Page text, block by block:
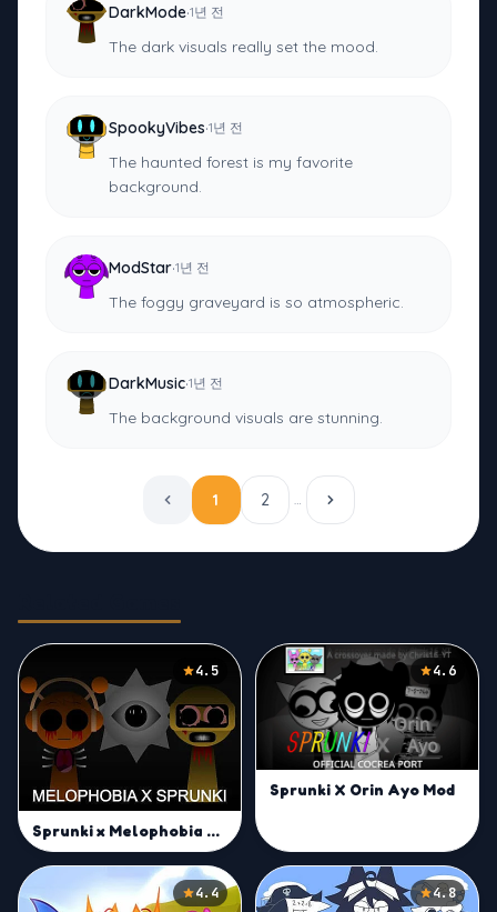
DarkMode·1년 전
The dark visuals really set the mood.
SpookyVibes·1년 전
The haunted forest is my favorite
background.
ModStar·1년 전
The foggy graveyard is so atmospheric.
DarkMusic·1년 전
The background visuals are stunning.
1 2 …
4.5
Sprunki x Melophobia Mod
4.6
Sprunki X Orin Ayo Mod
4.4 4.8